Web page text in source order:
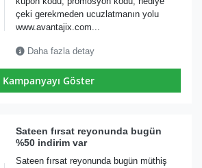
çeki gerekmeden ucuzlatmanın yolu
www.avantajix.com...
Daha fazla detay
Kampanyayı Göster
Sateen fırsat reyonunda bugün
%50 indirim var
Sateen fırsat reyonunda bugün müthiş